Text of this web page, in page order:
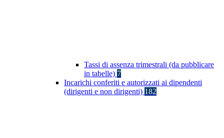
Tassi di assenza trimestrali (da pubblicare
in tabelle) 7
Incarichi conferiti e autorizzati ai dipendenti
(dirigenti e non dirigenti) 182